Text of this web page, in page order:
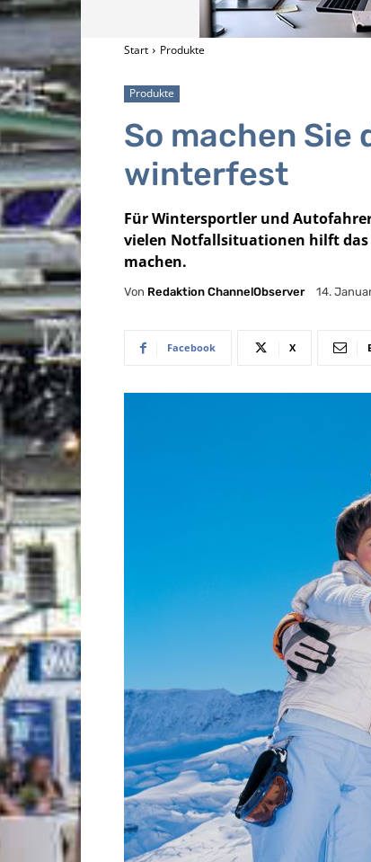
Start Produkte
Produkte
So machen Sie
winterfest
Für Wintersportler und
vielen Notfallsituationen hilft das
machen.
Von Redaktion ChannelObserver 14.
Facebook X